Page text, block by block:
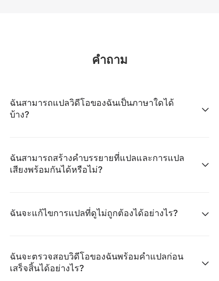
คำถาม
ฉันสามารถแปลวิดีโอของฉันเป็นภาษาใดได้
บ้าง?
ฉันสามารถสร้างคำบรรยายที่แปลและการแปล
เสียงพร้อมกันได้หรือไม่?
ฉันจะแก้ไขการแปลที่ดูไม่ถูกต้องได้อย่างไร?
ฉันจะตรวจสอบวิดีโอของฉันพร้อมคำแปลก่อน
เสร็จสิ้นได้อย่างไร?